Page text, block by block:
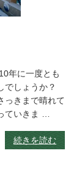
年に一度とも
でしょうか？
っきまで晴れて
ていきま …
続きを読む